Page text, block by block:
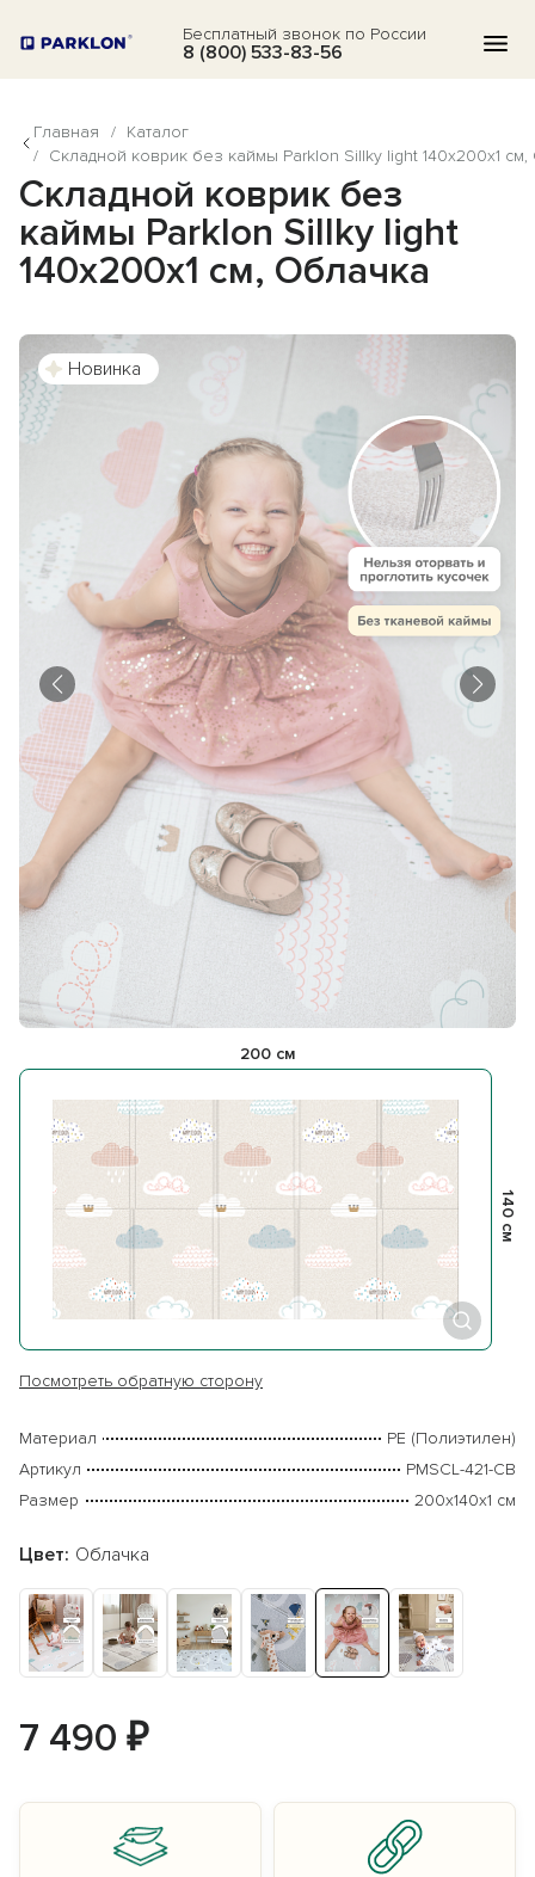
8 (800) 533-83-56
Бесплатный звонок по России
АКЦИИ
БЛОГ
ВОПРОСЫ
О НАС
КОНТАКТЫ
Главная / Каталог
/ Cкладной коврик без каймы Parklon Sillky light 140x200x1
Cкладной коврик без
каймы Parklon Sillky light
140x200x1 см, Облачка
Новинка
200 см
140 см
Посмотреть обратную сторону
Материал
PE (Полиэтилен)
Артикул
PMSCL-421-CB
Размер
200х140х1 см
Цвет: Облачка
7 490 ₽